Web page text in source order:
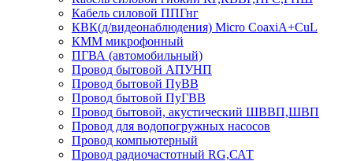
Кабель силовой ППГнг
КВК(д/видеонаблюдения) Micro CoaxiA+CuL
КММ микрофонный
ПГВА (автомобильный)
Провод бытовой АПУНП
Провод бытовой ПуВВ
Провод бытовой ПуГВВ
Провод бытовой, акустический ШВВП,ШВП
Провод для водопогружных насосов
Провод компьютерный
Провод радиочастотный RG,САТ